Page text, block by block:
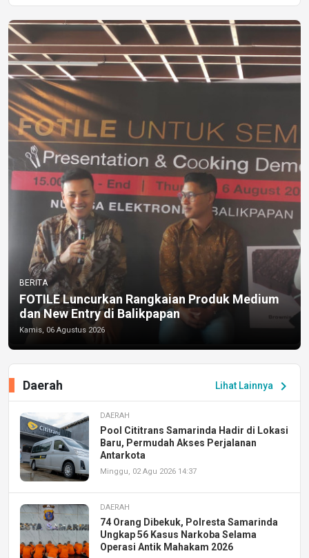
BERITA
FOTILE Luncurkan Rangkaian Produk Medium
dan New Entry di Balikpapan
Kamis, 06 Agustus 2026
Lihat Lainnya chevron_right
Daerah
DAERAH
Pool Cititrans Samarinda Hadir di Lokasi
Baru, Permudah Akses Perjalanan
Antarkota
Minggu, 02 Agu 2026 14:37
DAERAH
74 Orang Dibekuk, Polresta Samarinda
Ungkap 56 Kasus Narkoba Selama
Operasi Antik Mahakam 2026